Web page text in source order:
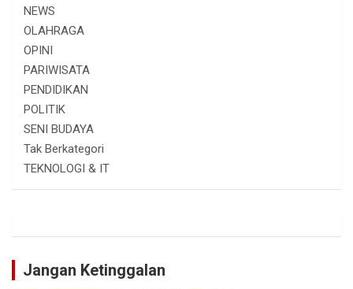
NEWS
OLAHRAGA
OPINI
PARIWISATA
PENDIDIKAN
POLITIK
SENI BUDAYA
Tak Berkategori
TEKNOLOGI & IT
Jangan Ketinggalan